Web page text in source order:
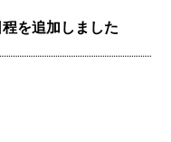
を追加しました